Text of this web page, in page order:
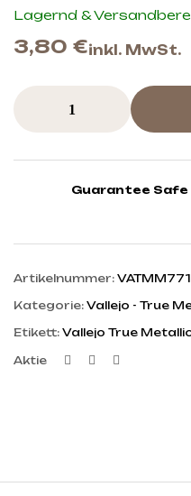
Lagernd &
3,80 €inkl. MwSt.
Guarantee
Artikelnummer:
Kategorie: Vallejo - True
Etikett: Vallejo True
Aktie Facebook
Twitter